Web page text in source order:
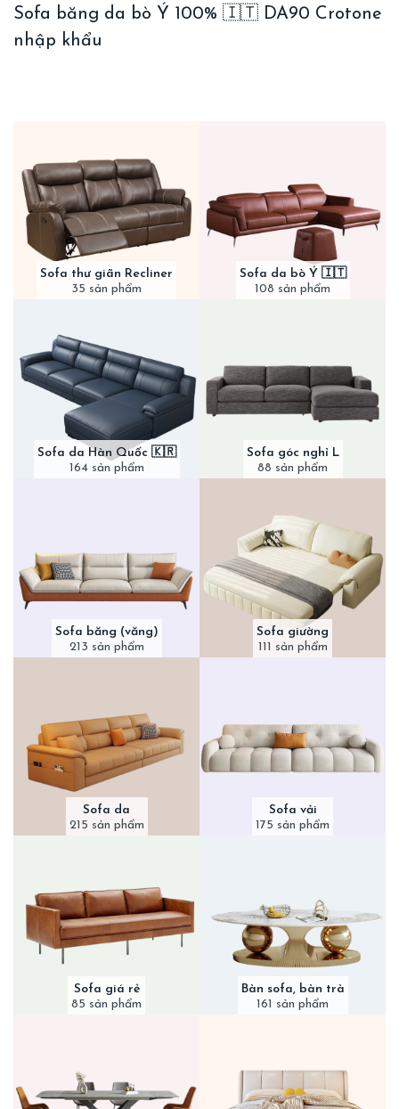
Sofa băng da bò Ý 100% 🇮🇹 DA90 Crotone
nhập khẩu
Sofa thư giãn Recliner
35 sản phẩm
Sofa da bò Ý 🇮🇹
108 sản phẩm
Sofa da Hàn Quốc 🇰🇷
164 sản phẩm
Sofa góc nghỉ L
88 sản phẩm
Sofa băng (văng)
213 sản phẩm
Sofa giường
111 sản phẩm
Sofa da
215 sản phẩm
Sofa vải
175 sản phẩm
Sofa giá rẻ
85 sản phẩm
Bàn sofa, bàn trà
161 sản phẩm